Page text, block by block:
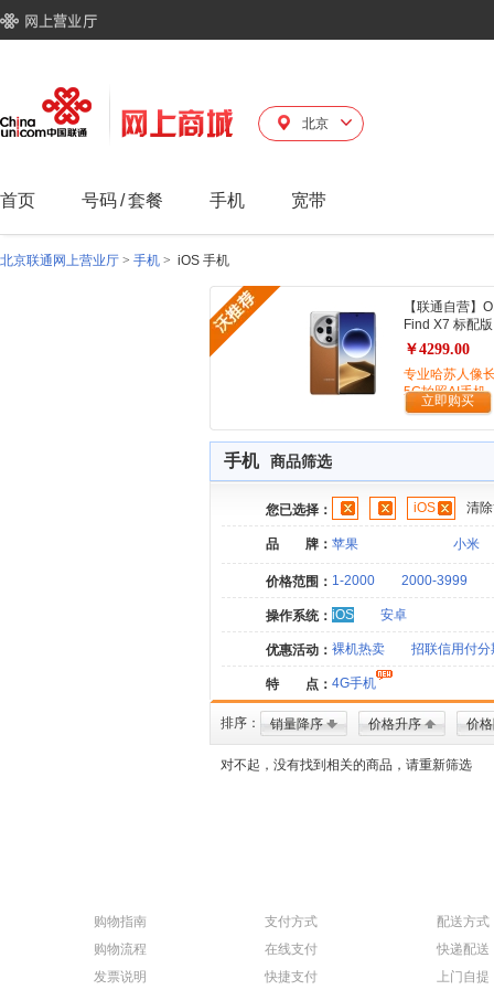
北京
首页 号码/套餐 手机 宽带
北京联通网上营业厅 > 手机 > iOS 手机
【联通自营】
Find X7 标配版
￥4299.00
专业哈苏人像
5G拍照AI手机
立即购买
手机 商品筛选
您已选择： iOS 清
品 牌： 苹果 小米
价格范围： 1-2000 2000-3999
操作系统： iOS 安卓
优惠活动： 裸机热卖 招联信用付分
特 点： 4G手机
排序： 销量降序 价格升序 价
对不起，没有找到相关的商品，请重新筛选
购物指南
购物流程
发票说明
支付方式
在线支付
快捷支付
配送方式
快递配送
上门自提